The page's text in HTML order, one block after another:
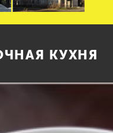
КУХНЯ